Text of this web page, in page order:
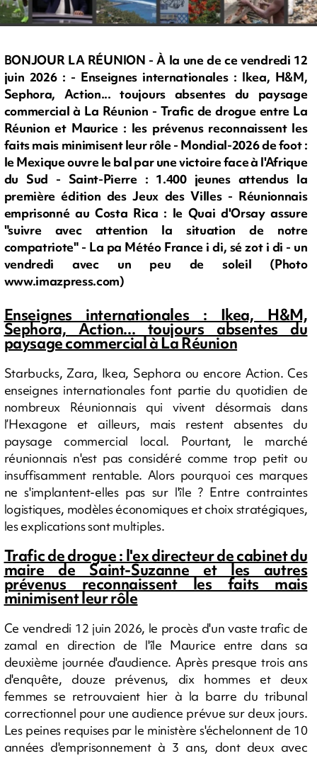
BONJOUR LA RÉUNION - À la une de ce vendredi 12
juin 2026 : - Enseignes internationales : Ikea, H&M,
Sephora, Action... toujours absentes du paysage
commercial à La Réunion - Trafic de drogue entre La
Réunion et Maurice : les prévenus reconnaissent les
faits mais minimisent leur rôle - Mondial-2026 de foot :
le Mexique ouvre le bal par une victoire face à l'Afrique
du Sud - Saint-Pierre : 1.400 jeunes attendus la
première édition des Jeux des Villes - Réunionnais
emprisonné au Costa Rica : le Quai d'Orsay assure
"suivre avec attention la situation de notre
compatriote" - La pa Météo France i di, sé zot i di - un
vendredi avec un peu de soleil (Photo
www.imazpress.com)
Enseignes internationales : Ikea, H&M,
Sephora, Action... toujours absentes du
paysage commercial à La Réunion
Starbucks, Zara, Ikea, Sephora ou encore Action. Ces
enseignes internationales font partie du quotidien de
nombreux Réunionnais qui vivent désormais dans
l’Hexagone et ailleurs, mais restent absentes du
paysage commercial local. Pourtant, le marché
réunionnais n'est pas considéré comme trop petit ou
insuffisamment rentable. Alors pourquoi ces marques
ne s'implantent-elles pas sur l'île ? Entre contraintes
logistiques, modèles économiques et choix stratégiques,
les explications sont multiples.
Trafic de drogue : l'ex directeur de cabinet du
maire de Saint-Suzanne et les autres
prévenus reconnaissent les faits mais
minimisent leur rôle
Ce vendredi 12 juin 2026, le procès d'un vaste trafic de
zamal en direction de l'île Maurice entre dans sa
deuxième journée d'audience. Après presque trois ans
d'enquête, douze prévenus, dix hommes et deux
femmes se retrouvaient hier à la barre du tribunal
correctionnel pour une audience prévue sur deux jours.
Les peines requises par le ministère s'échelonnent de 10
années d'emprisonnement à 3 ans, dont deux avec